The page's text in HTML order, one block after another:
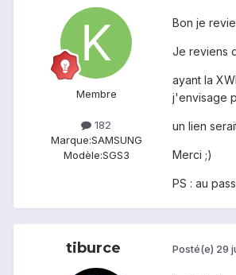
Membre
182
Marque:SAMSUNG
Modèle:SGS3
Bon je
Je reviens
ayant la
j'envisage
un lien
Merci ;)
PS : au
tiburce Posté(e) 29